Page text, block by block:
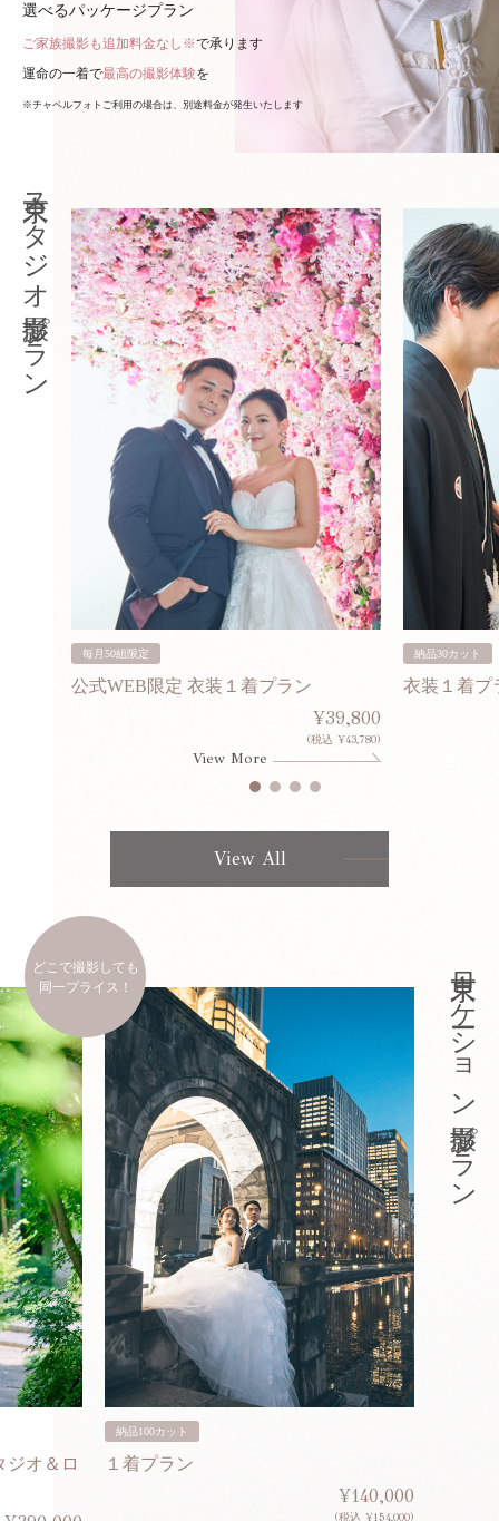
選べるパッケージプラン
ご家族撮影も追加料金なし※で承ります
運命の一着で最高の撮影体験を
※チャペルフォトご利用の場合は、別途料金が発生いたします
東京スタジオ撮影プラン
毎月50組限定
公式WEB限定 衣装１着プラン
¥39,800
(税込 ¥43,780)
View More
納品30カット
衣装１着プ
View All
どこで撮影しても
同一プライス！
ジオ＆ロ
納品100カット
１着プラン
¥140,000
(税込 ¥154,000)
東京ロケーション撮影プラン